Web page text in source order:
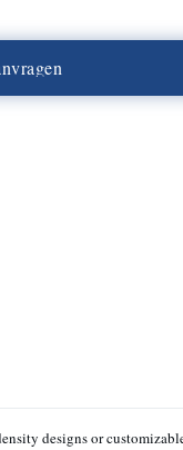
nvragen
Up to 40 layers with high-density designs or